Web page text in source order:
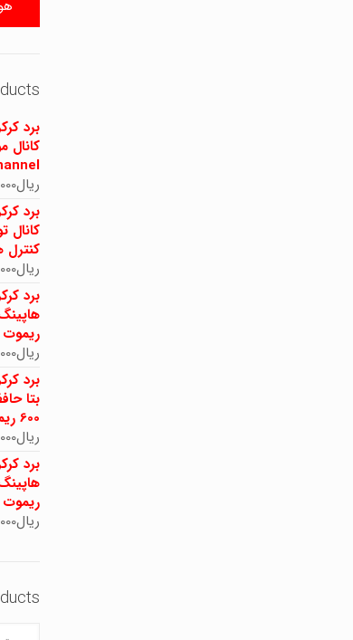
برد
ریال
برد
کنترل
ریال
برد
ریموت
ریال
برد
بتا
600 ریموت
ریال
برد
ریموت
ریال